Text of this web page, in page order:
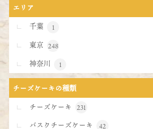
エリア
千葉
1
東京 248
神奈川 1
チーズケーキの種類
チーズケーキ
231
バスクチーズケーキ 42